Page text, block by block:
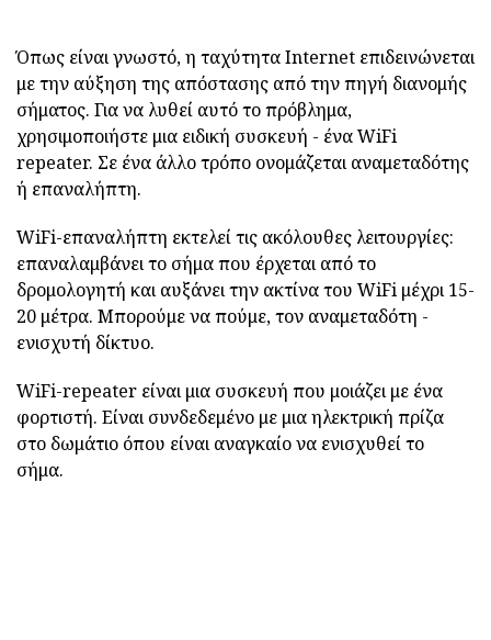
Όπως είναι γνωστό, η ταχύτητα Internet επιδεινώνεται
με την αύξηση της απόστασης από την πηγή διανομής
σήματος. Για να λυθεί αυτό το πρόβλημα,
χρησιμοποιήστε μια ειδική συσκευή - ένα WiFi
repeater. Σε ένα άλλο τρόπο ονομάζεται αναμεταδότης
ή επαναλήπτη.
WiFi-επαναλήπτη εκτελεί τις ακόλουθες λειτουργίες:
επαναλαμβάνει το σήμα που έρχεται από το
δρομολογητή και αυξάνει την ακτίνα του WiFi μέχρι 15-
20 μέτρα. Μπορούμε να πούμε, τον αναμεταδότη -
ενισχυτή δίκτυο.
WiFi-repeater είναι μια συσκευή που μοιάζει με ένα
φορτιστή. Είναι συνδεδεμένο με μια ηλεκτρική πρίζα
στο δωμάτιο όπου είναι αναγκαίο να ενισχυθεί το
σήμα.